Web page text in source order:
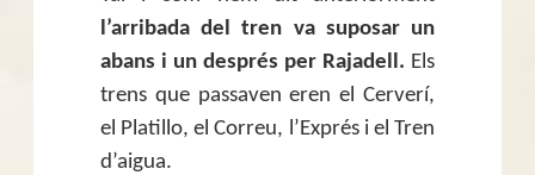
l’arribada del tren va suposar un
abans i un després per Rajadell. Els
trens que passaven eren el Cerverí,
el Platillo, el Correu, l’Exprés i el Tren
d’aigua.